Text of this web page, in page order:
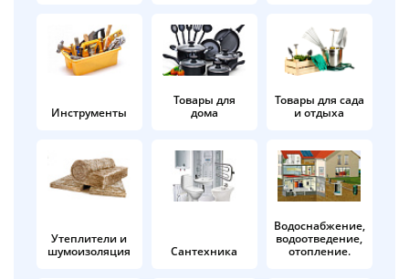
Инструменты
Товары для
дома
Товары для сада
и отдыха
Утеплители и
шумоизоляция
Сантехника
Водоснабжение,
водоотведение,
отопление.
в корзину
Оплачивайте сегодня только
25% картой любого банка
Получайте товар
выбранный способом
Оставшиеся
% будут